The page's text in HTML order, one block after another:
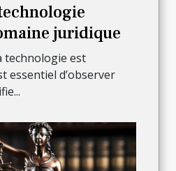
juridique
technologie est
essentiel d’observer